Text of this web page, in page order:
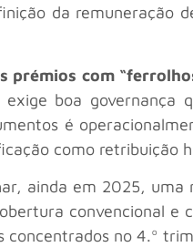
da remuneração
prémios com
boa governança
é
como retribuição
ainda em 2025,
convencional
concentrados no 4.º